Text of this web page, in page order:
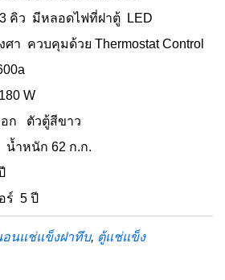
คิว มีหลอดไฟที่ฝาตู้ LED
า ควบคุมด้วย Thermostat Control
W
ก ตัวตู้สีขาว
น้ำหนัก 62 ก.ก.
ร์ 5 ปี
อนแช่แข็งฝาทึบ, ตู้แช่แข็ง